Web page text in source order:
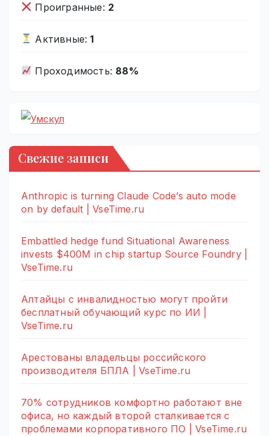
Проигранные: 2
Активные:1
Проходимость: 88%
Свежие записи
Anthropic is turning Claude Code’s auto mode
on by default | VseTime.ru
Embattled hedge fund Situational Awareness
invests $400M in chip startup Source Foundry |
VseTime.ru
Алтайцы с инвалидностью могут пройти
бесплатный обучающий курс по ИИ |
VseTime.ru
Арестованы владельцы российского
производителя БПЛА | VseTime.ru
70% сотрудников комфортно работают вне
офиса, но каждый второй сталкивается с
проблемами корпоративного ПО | VseTime.ru